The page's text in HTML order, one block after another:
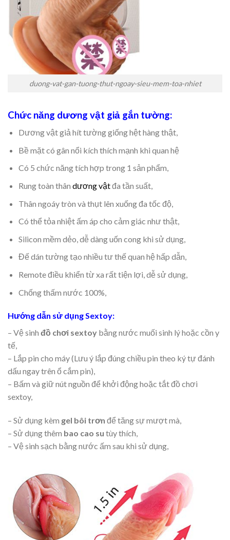
duong-vat-gan-tuong-thut-ngoay-sieu-mem-toa-nhiet
Chức năng dương vật giả gắn tường:
Dương vật giả hít tường giống hệt hàng thật,
Bề mặt có gân nổi kích thích mạnh khi quan hệ
Có 5 chức năng tích hợp trong 1 sản phẩm,
Rung toàn thân dương vậtđa tần suất,
Thân ngoáy tròn và thụt lên xuống đa tốc độ,
Có thể tỏa nhiệt ấm áp cho cảm giác như thật,
Silicon mềm dẻo, dễ dàng uốn cong khi sử dụng,
Đế dán tường tạo nhiều tư thế quan hệ hấp dẫn,
Remote điều khiển từ xa rất tiện lợi, dễ sử dụng,
Chống thấm nước 100%,
Hướng dẫn sử dụng Sextoy:
– Vệ sinh đồ chơi sextoy bằng nước muối sinh lý hoặc cồn y
tế,
– Lắp pin cho máy (Lưu ý lắp đúng chiều pin theo ký tự đánh
dấu ngay trên ổ cắm pin),
– Bấm và giữ nút nguồn để khởi động hoặc tắt đồ chơi
sextoy,
– Sử dụng kèm gel bôi trơn để tăng sự mượt mà,
– Sử dụng thêm bao cao su tùy thích,
– Vệ sinh sạch bằng nước ấm sau khi sử dụng,